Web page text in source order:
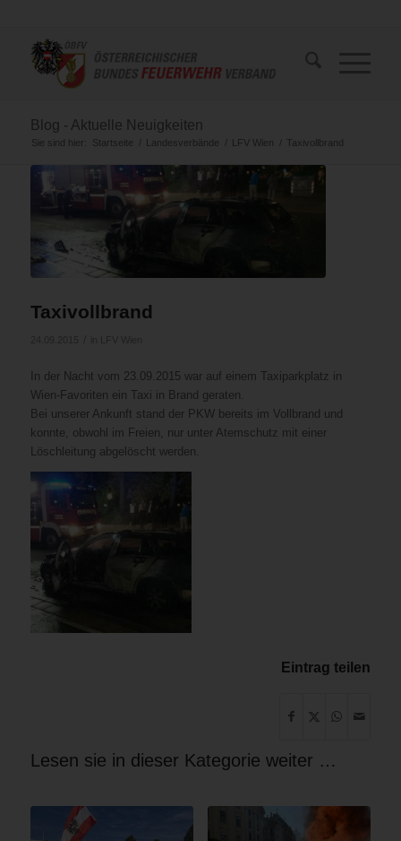
Blog - Aktuelle Neuigkeiten
Sie sind hier: Startseite / Landesverbände / LFV Wien / Taxivollbrand
Taxivollbrand
In der Nacht vom 23.09.2015 war auf einem Taxiparkplatz in
Wien-Favoriten ein Taxi in Brand geraten.
Bei unserer Ankunft stand der PKW bereits im Vollbrand und
konnte, obwohl im Freien, nur unter Atemschutz mit einer
Löschleitung abgelöscht werden.
Eintrag teilen
Lesen sie in dieser Kategorie weiter …